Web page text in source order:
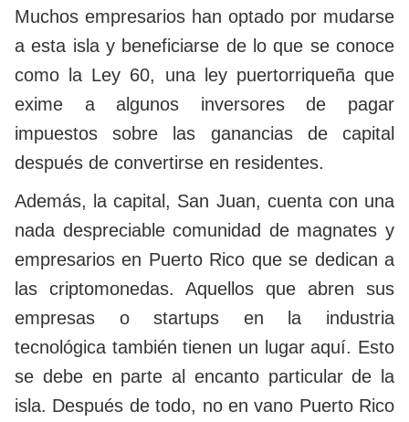
Muchos empresarios han optado por mudarse
a esta isla y beneficiarse de lo que se conoce
como la Ley 60, una ley puertorriqueña que
exime a algunos inversores de pagar
impuestos sobre las ganancias de capital
después de convertirse en residentes.
Además, la capital, San Juan, cuenta con una
nada despreciable comunidad de magnates y
empresarios en Puerto Rico que se dedican a
las criptomonedas. Aquellos que abren sus
empresas o startups en la industria
tecnológica también tienen un lugar aquí. Esto
se debe en parte al encanto particular de la
isla. Después de todo, no en vano Puerto Rico